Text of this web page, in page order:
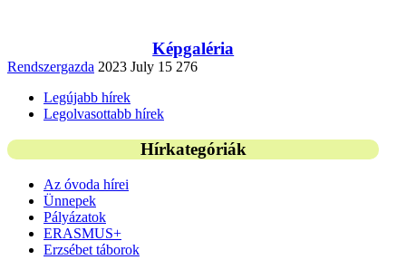
Képgaléria
Rendszergazda 2023 July 15 276
Legújabb hírek
Legolvasottabb hírek
Hírkategóriák
Az óvoda hírei
Ünnepek
Pályázatok
ERASMUS+
Erzsébet táborok